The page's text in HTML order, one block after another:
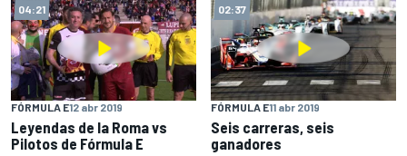
04:21
FÓRMULA E12 abr 2019
Leyendas de la Roma vs
Pilotos de Fórmula E
02:37
FÓRMULA E11 abr 2019
Seis carreras, seis
ganadores